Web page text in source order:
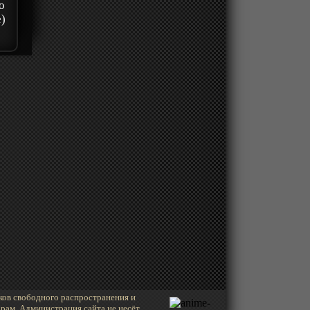
свободного распространения и